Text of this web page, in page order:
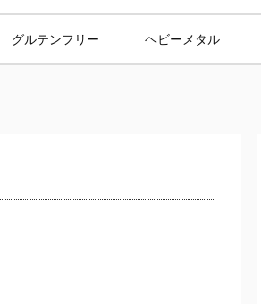
グルテンフリー ヘビーメタル